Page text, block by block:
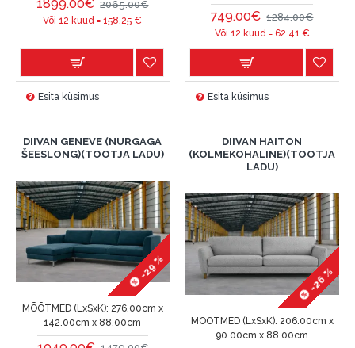
1899.00€ 2065.00€
Või 12 kuud =158.25 €
Esita küsimus
749.00€ 1284.00€
Või 12 kuud = 62.41 €
Esita küsimus
DIIVAN GENEVE (NURGAGA
ŠEESLONG)(TOOTJA LADU)
-29 %
MÕÕTMED (LxSxK): 276.00cm x
142.00cm x 88.00cm
DIIVAN HAITON
(KOLMEKOHALINE)(TOOTJA
LADU)
-26 %
MÕÕTMED (LxSxK): 206.00cm x
90.00cm x 88.00cm